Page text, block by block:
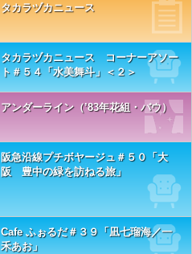
タカラヅカニュース
タカラヅカニュース コーナーアソー
ト＃５４「水美舞斗」＜２＞
アンダーライン（’83年花組・バウ）
阪急沿線プチボヤージュ＃５０「大
阪 豊中の緑を訪ねる旅」
Cafe ふぉるだ＃３９「凪七瑠海／一
禾あお」